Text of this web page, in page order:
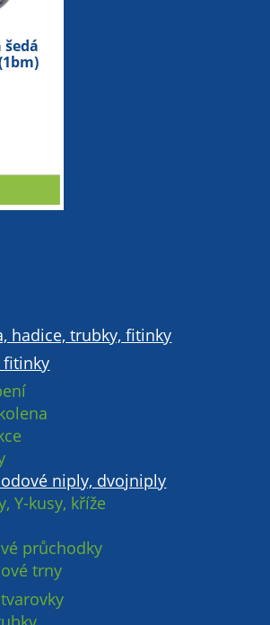
hadice, trubky, fitinky
fitinky
niply, dvojniply
Y-kusy, kříže
průchodky
trny